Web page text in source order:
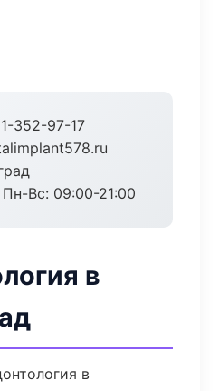
352-97-17
Пн-Вс: 09:00-21:00
в
в